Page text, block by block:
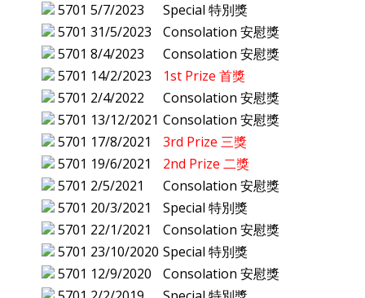
5701 5/7/2023
Special 特別獎
5701 31/5/2023
Consolation 安慰獎
5701 8/4/2023
Consolation 安慰獎
5701 14/2/2023
1st Prize 首獎
5701 2/4/2022
Consolation 安慰獎
5701 13/12/2021 Consolation 安慰獎
5701 17/8/2021
3rd Prize 三獎
5701 19/6/2021
2nd Prize 二獎
5701 2/5/2021
Consolation 安慰獎
5701 20/3/2021
Special 特別獎
5701 22/1/2021
Consolation 安慰獎
5701 23/10/2020 Special 特別獎
5701 12/9/2020
Consolation 安慰獎